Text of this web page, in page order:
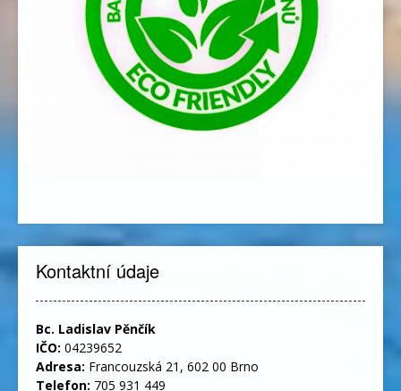
Kontaktní údaje
Bc. Ladislav Pěnčík
IČO: 04239652
Adresa: Francouzská 21, 602 00 Brno
Telefon: 705 931 449